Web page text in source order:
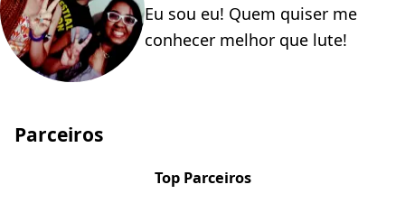
Eu sou eu! Quem quiser me
conhecer melhor que lute!
Parceiros
Top Parceiros